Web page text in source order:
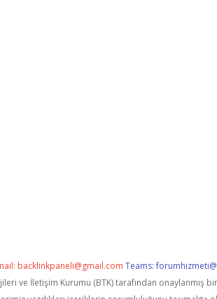
backlinkpaneli@gmail.com Teams:
ve İletişim Kurumu (BTK) tarafından